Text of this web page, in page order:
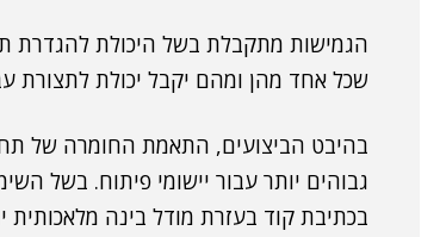
הגמישות מתקבלת בשל היכולת להגדרת
שכל אחד מהן ומהם יקבל יכולת לתצורת
בהיבט הביצועים, התאמת החומרה של
גבוהים יותר עבור יישומי פיתוח. בשל